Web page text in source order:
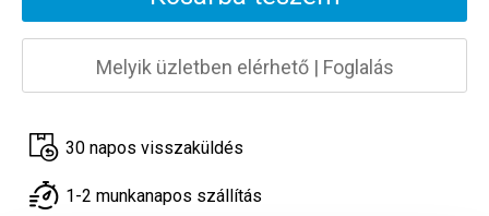
Melyik üzletben elérhető| Foglalás
30 napos visszaküldés
1-2 munkanapos szállítás